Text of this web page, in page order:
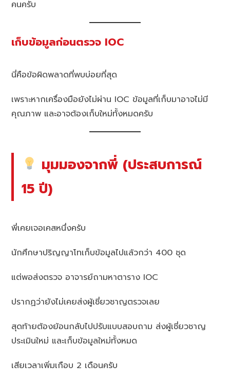
คนครับ
เก็บข้อมูลก่อนตรวจ IOC
นี่คือข้อผิดพลาดที่พบบ่อยที่สุด
เพราะหากเครื่องมือยังไม่ผ่าน IOC ข้อมูลที่เก็บมาอาจไม่มี
คุณภาพ และอาจต้องเก็บใหม่ทั้งหมดครับ
มุมมองจากพี่ (ประสบการณ์
15 ปี)
พี่เคยเจอเคสหนึ่งครับ
นักศึกษาปริญญาโทเก็บข้อมูลไปแล้วกว่า 400 ชุด
แต่พอส่งตรวจ อาจารย์ถามหาตาราง IOC
ปรากฏว่ายังไม่เคยส่งผู้เชี่ยวชาญตรวจเลย
สุดท้ายต้องย้อนกลับไปปรับแบบสอบถาม ส่งผู้เชี่ยวชาญ
ประเมินใหม่ และเก็บข้อมูลใหม่ทั้งหมด
เสียเวลาเพิ่มเกือบ 2 เดือนครับ